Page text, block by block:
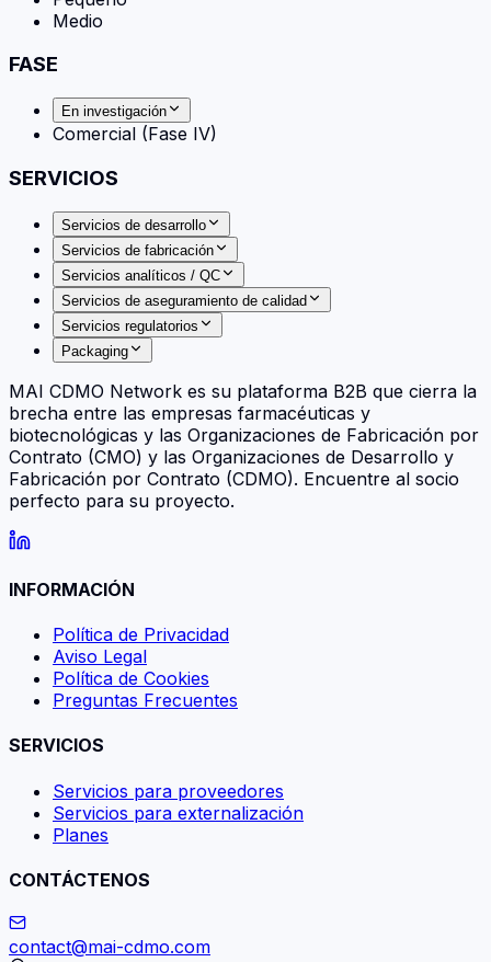
Medio
FASE
En investigación
Comercial (Fase IV)
SERVICIOS
Servicios de desarrollo
Servicios de fabricación
Servicios analíticos / QC
Servicios de aseguramiento de calidad
Servicios regulatorios
Packaging
MAI CDMO Network es su plataforma B2B que cierra la
brecha entre las empresas farmacéuticas y
biotecnológicas y las Organizaciones de Fabricación por
Contrato (CMO) y las Organizaciones de Desarrollo y
Fabricación por Contrato (CDMO). Encuentre al socio
perfecto para su proyecto.
INFORMACIÓN
Política de Privacidad
Aviso Legal
Política de Cookies
Preguntas Frecuentes
SERVICIOS
Servicios para proveedores
Servicios para externalización
Planes
CONTÁCTENOS
contact@mai-cdmo.com